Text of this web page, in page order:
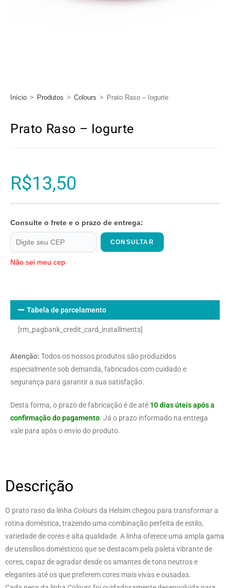
Início > Produtos > Colours > Prato Raso – Iogurte
Prato Raso – Iogurte
R$13,50
Consulte o frete e o prazo de entrega:
CONSULTAR
Não sei meu cep
Tabela de parcelamento
[rm_pagbank_credit_card_installments]
Atenção: Todos os nossos produtos são produzidos
especialmente sob demanda, fabricados com cuidado e
segurança para garantir a sua satisfação.
Desta forma, o prazo de fabricação é de até 10 dias úteis após a
confirmação do pagamento. Já o prazo informado na entrega
vale para após o envio do produto.
Descrição
O prato raso da linha Coloursda Helsim chegou para transformar a
rotina doméstica, trazendo uma combinação perfeita de estilo,
variedade de cores e alta qualidade. A linha oferece uma ampla gama
de utensílios domésticos que se destacam pela paleta vibrante de
cores, capaz de agradar desde os amantes de tons neutros e
elegantes até os que preferem cores mais vivas e ousadas.